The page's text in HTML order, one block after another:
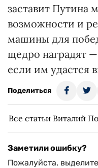
заставит Путина
возможности и
машины для
щедро наградят —
если им удастся
Поделиться
Все статьи Виталий
Заметили ошибку?
Пожалуйста,